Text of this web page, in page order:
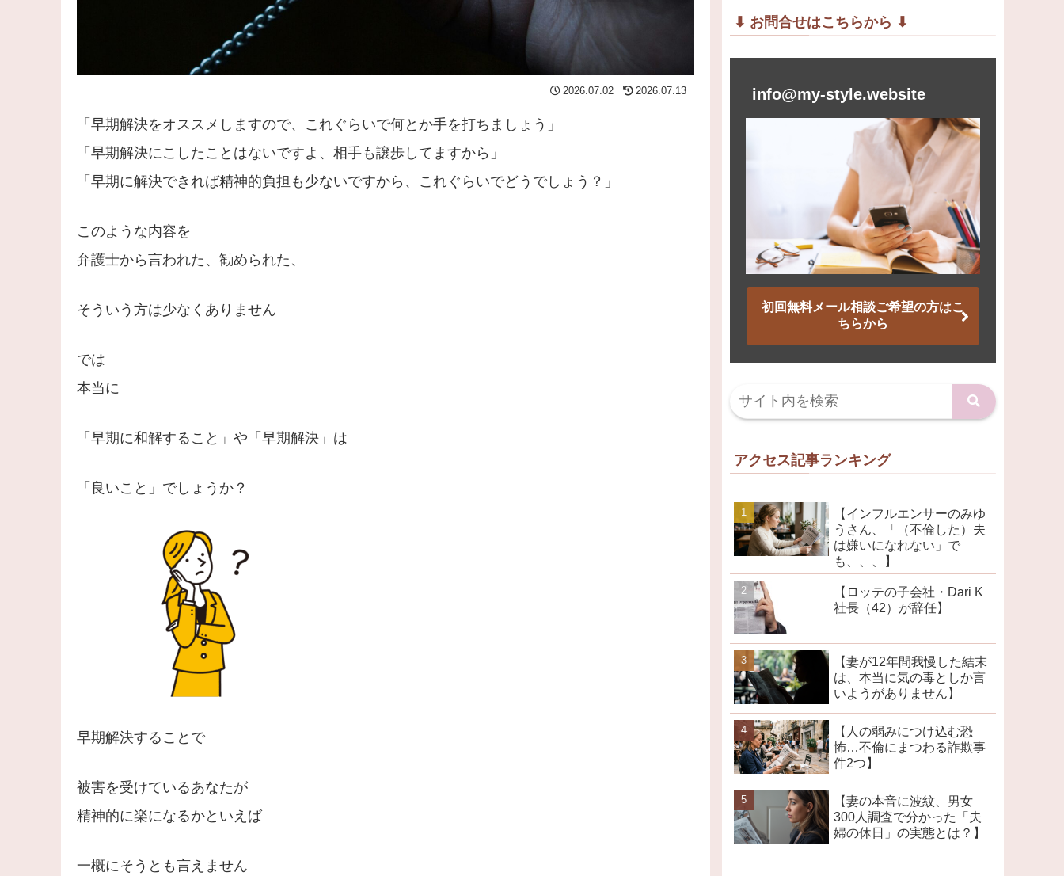
2026.07.02 2026.07.13
「早期解決をオススメしますので、これぐらいで何とか手を打ちましょう」
「早期解決にこしたことはないですよ、相手も譲歩してますから」
「早期に解決できれば精神的負担も少ないですから、これぐらいでどうでしょう？」
このような内容を
弁護士から言われた、勧められた、
そういう方は少なくありません
では
本当に
「早期に和解すること」や「早期解決」は
「良いこと」でしょうか？
早期解決することで
被害を受けているあなたが
精神的に楽になるかといえば
一概にそうとも言えません
⬇︎ お問合せはこちらから ⬇︎
info@my-style.website
初回無料メール相談ご希望の方はこ
ちらから
アクセス記事ランキング
【インフルエンサーのみゆ
うさん、「（不倫した）夫
は嫌いになれない」で
も、、、】
【ロッテの子会社・Dari K
社長（42）が辞任】
【妻が12年間我慢した結末
は、本当に気の毒としか言
いようがありません】
【人の弱みにつけ込む恐
怖…不倫にまつわる詐欺事
件2つ】
【妻の本音に波紋、男女
300人調査で分かった「夫
婦の休日」の実態とは？】